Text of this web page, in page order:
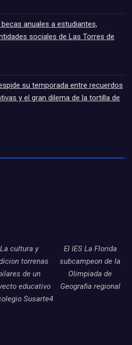
anuales a estudiantes,
sociales de Las Torres de
su temporada entre recuerdos
y el gran dilema de la tortilla de
La cultura y
torrenas
de un
educativo
Susarte4
El IES La Florida
subcampeon de la
Olimpiada de
Geografia regional